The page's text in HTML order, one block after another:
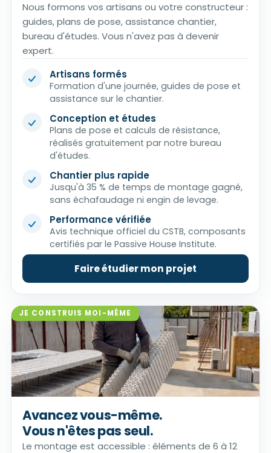
Nous formons vos artisans ou votre constructeur :
guides, plans de pose, assistance chantier,
bureau d'études. Vous n'avez pas à devenir
expert.
Artisans formés
Formation d'une journée, guides de pose et
assistance sur le chantier.
Conception et études
Plans de pose et calculs de résistance,
réalisés gratuitement par notre bureau
d'études.
Chantier plus rapide
Jusqu'à 35 % de temps de montage gagné,
sans échafaudage ni engin de levage.
Performance vérifiée
Avis technique officiel du CSTB, composants
certifiés par le Passive House Institute.
Faire étudier mon projet
JE CONSTRUIS MOI-MÊME
Avancez vous-même.
Vous n'êtes pas seul.
Le montage est accessible : éléments de 6 à 12